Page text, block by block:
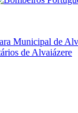
Municipal de
de Alvaiázere